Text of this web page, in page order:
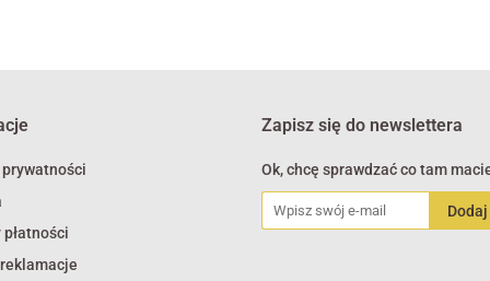
Zapisz się do newslettera
Ok, chcę sprawdzać co tam